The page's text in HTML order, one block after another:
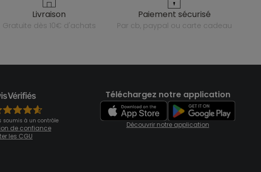
livraison
gratuite dès 10€ d'achats
paiement sécurisé
par cb, paypal ou carte cadeau
soumis à un contrôle
de confiance
les CGU
Téléchargez notre application
Découvrir notre application